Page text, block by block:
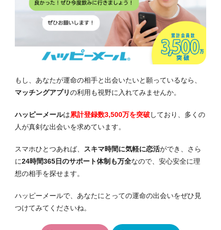
もし、あなたが運命の相手と出会いたいと願っているなら、
マッチングアプリの利用も視野に入れてみませんか。
ハッピーメールは累計登録数3,500万を突破しており、多くの
人が真剣な出会いを求めています。
スマホひとつあれば、 スキマ時間に気軽に恋活ができ、さら
に24時間365日のサポート体制も万全なので、安心安全に理
想の相手を探せます。
ハッピーメールで、あなたにとっての運命の出会いをぜひ見
つけてみてくださいね。